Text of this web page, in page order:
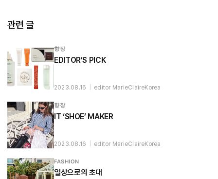
관련 글
향장
EDITOR’S PICK
2023.08.16 editor MarieClaireKorea
향장
IT ‘SHOE’ MAKER
2023.08.16 editor MarieClaireKorea
FASHION
일상으로의 초대